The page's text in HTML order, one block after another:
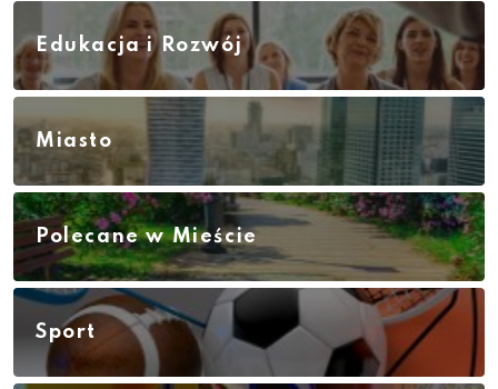
Edukacja i Rozwój
Miasto
Polecane w Mieście
Sport